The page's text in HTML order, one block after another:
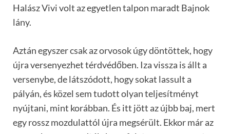
Halász Vivi volt az egyetlen talpon maradt Bajnok
lány.
Aztán egyszer csak az orvosok úgy döntöttek, hogy
újra versenyezhet térdvédőben. Iza vissza is állt a
versenybe, de látszódott, hogy sokat lassult a
pályán, és közel sem tudott olyan teljesítményt
nyújtani, mint korábban. És itt jött az újbb baj, mert
egy rossz mozdulattól újra megsérült. Ekkor már az